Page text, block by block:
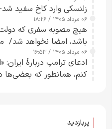
زلنسکی وارد کاخ سفید
۰۶ مرداد ۱۴۰۵ / ۱۸:۲۶
هیچ مصوبه سفری که دولت
باشد، امضا نخواهد شد/
چارچوب قانون بودجه
۰۶ مرداد ۱۴۰۵ / ۱۶:۵۳
ادعای ترامپ دربارهٔ ایران:
کنم، همانطور که بعضی‌ها
پربازدید